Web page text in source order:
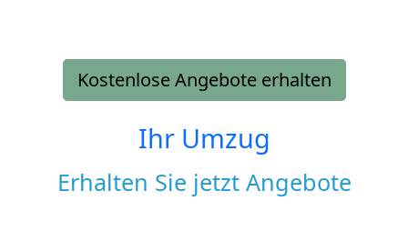
Kostenlose Angebote erhalten
Ihr Umzug
Erhalten Sie jetzt Angebote